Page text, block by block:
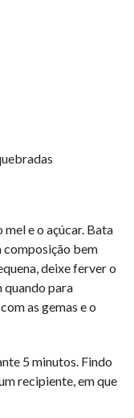
e o açúcar. Bata
composição bem
deixe ferver o
quando para
as gemas e o
5 minutos. Findo
recipiente, em que